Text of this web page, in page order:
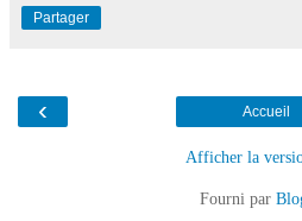
Partager
‹ Accueil
Afficher la
Fourni par